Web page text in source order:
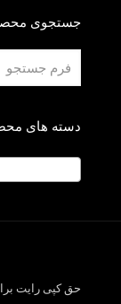
جستجوی
دسته های
حق کپی رایت